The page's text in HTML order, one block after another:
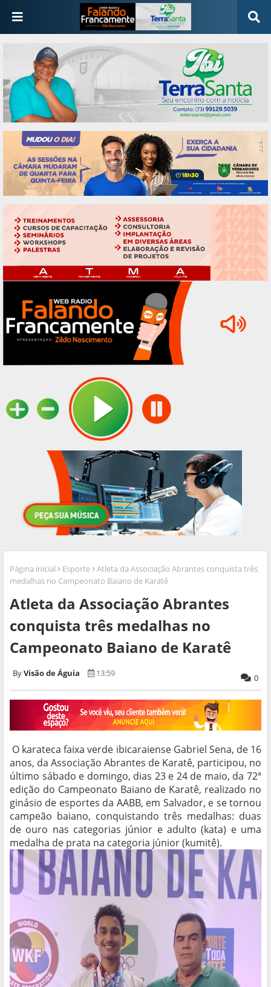
Página inicial Esporte
Atleta da Associação Abrantes conquista três
medalhas no Campeonato Baiano de Karatê
Atleta da Associação Abrantes
conquista três medalhas no
Campeonato Baiano de Karatê
Visão de Águia 13:59 0
O karateca faixa verde ibicaraiense Gabriel Sena, de 16
anos, da Associação Abrantes de Karatê, participou, no
último sábado e domingo, dias 23 e 24 de maio, da 72ª
edição do Campeonato Baiano de Karatê, realizado no
ginásio de esportes da AABB, em Salvador, e se tornou
campeão baiano, conquistando três medalhas: duas
de ouro nas categorias júnior e adulto (kata) e uma
medalha de prata na categoria júnior (kumitê).